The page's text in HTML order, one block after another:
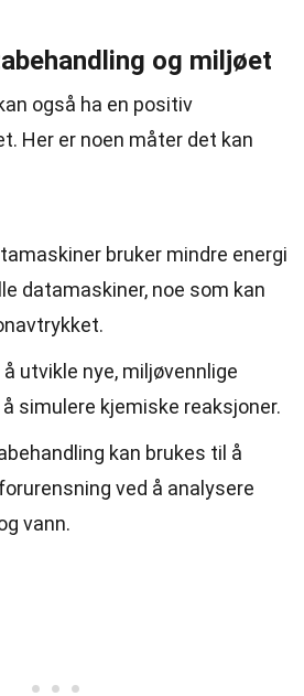
og miljøet
også ha en positiv
Her er noen måter det kan
bruker mindre energi
datamaskiner, noe som kan
utvikle nye, miljøvennlige
simulere kjemiske reaksjoner.
kan brukes til å
ved å analysere
vann.